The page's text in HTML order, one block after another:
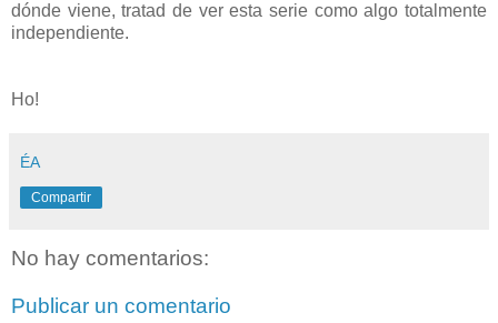
dónde viene, tratad de ver esta serie como algo totalmente
independiente.
Ho!
ÉA
Compartir
No hay comentarios:
Publicar un comentario